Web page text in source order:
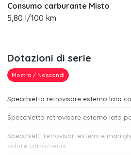
Consumo carburante Misto
5,80 l/100 km
Dotazioni di serie
Mostra / Nascondi
Specchietto retrovisore esterno lato
Specchietto retrovisore esterno lato
Specchietti retrovisori esterni e
colore carrozzeria